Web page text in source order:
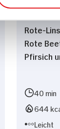
Rote-
Rote
Pfirsich
40 min
644
Leicht